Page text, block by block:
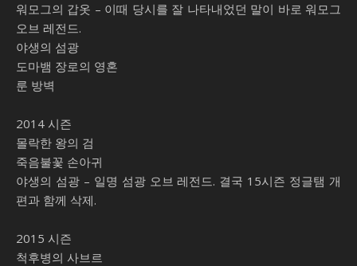
워모그의 갑옷 – 이때 당시를 잘 나타내었던 말이 바로 워모그
오브 레전드.
야생의 섬광
도마뱀 장로의 영혼
룬 방벽
2014 시즌
몰락한 왕의 검
죽음불꽃 손아귀
야생의 섬광 – 일명 섬광 오브 레전드. 결국 15시즌 정글탬 개
편과 함께 삭제.
2015 시즌
척후병의 사브르